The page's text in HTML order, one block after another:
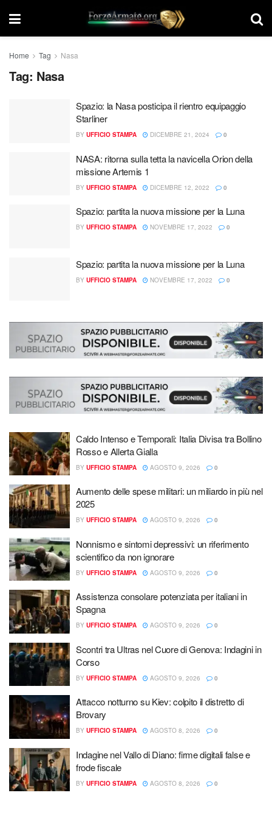
Home Tag Nasa
Tag: Nasa
Spazio: la Nasa posticipa il rientro equipaggio
Starliner
BY UFFICIO STAMPA DICEMBRE 21, 2024 0
NASA: ritorna sulla tetta la navicella Orion della
missione Artemis 1
BY UFFICIO STAMPA DICEMBRE 12, 2022 0
Spazio: partita la nuova missione per la Luna
BY UFFICIO STAMPA NOVEMBRE 17, 2022 0
Spazio: partita la nuova missione per la Luna
BY UFFICIO STAMPA NOVEMBRE 17, 2022 0
Caldo Intenso e Temporali: Italia Divisa tra Bollino
Rosso e Allerta Gialla
BY UFFICIO STAMPA AGOSTO 9, 2026 0
Aumento delle spese militari: un miliardo in più nel
2025
BY UFFICIO STAMPA AGOSTO 9, 2026 0
Nonnismo e sintomi depressivi: un riferimento
scientifico da non ignorare
BY UFFICIO STAMPA AGOSTO 9, 2026 0
Assistenza consolare potenziata per italiani in
Spagna
BY UFFICIO STAMPA AGOSTO 9, 2026 0
Scontri tra Ultras nel Cuore di Genova: Indagini in
Corso
BY UFFICIO STAMPA AGOSTO 9, 2026 0
Attacco notturno su Kiev: colpito il distretto di
Brovary
BY UFFICIO STAMPA AGOSTO 8, 2026 0
Indagine nel Vallo di Diano: firme digitali false e
frode fiscale
BY UFFICIO STAMPA AGOSTO 8, 2026 0